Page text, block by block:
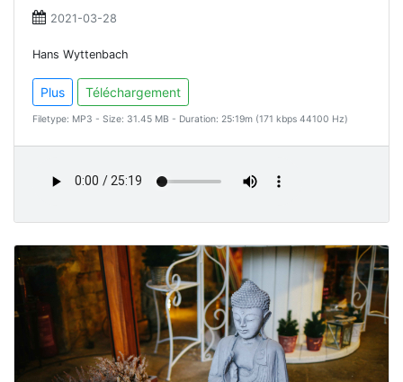
2021-03-28
Hans Wyttenbach
Plus Téléchargement
Filetype: MP3 - Size: 31.45 MB - Duration: 25:19m (171 kbps 44100 Hz)